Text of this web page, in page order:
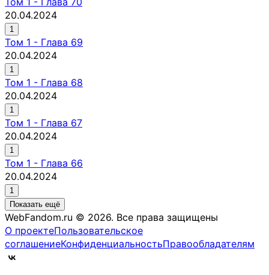
20.04.2024
1
Том 1 - Глава 69
20.04.2024
1
Том 1 - Глава 68
20.04.2024
1
Том 1 - Глава 67
20.04.2024
1
Том 1 - Глава 66
20.04.2024
1
Показать ещё
WebFandom.ru © 2026. Все права защищены
О проектеПользовательское
соглашениеКонфиденциальностьПравообладателям